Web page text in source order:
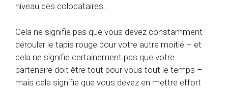
niveau des colocataires.
Cela ne signifie pas que vous devez constamment
dérouler le tapis rouge pour votre autre moitié – et
cela ne signifie certainement pas que votre
partenaire doit être tout pour vous tout le temps –
mais cela signifie que vous devez en mettre effort